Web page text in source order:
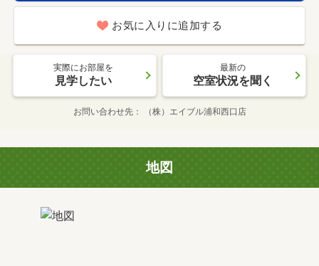
お気に入りに追加する
実際にお部屋を
見学したい
最新の
空室状況を聞く
お問い合わせ先 （株）エイブル浦和西口店
地図